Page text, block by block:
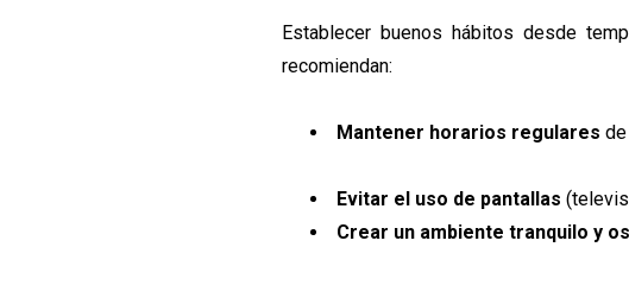
Establecer buenos hábitos desde
recomiendan:
Mantener horarios regulares
Evitar el uso de pantallas
Crear un ambiente tranquilo y